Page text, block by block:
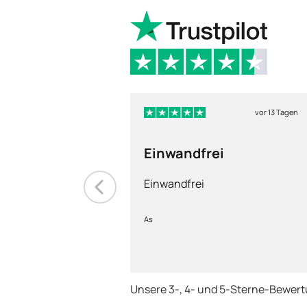
vor 13 Tagen
Einwandfrei
Einwandfrei
As
Unsere 3-, 4- und 5-Sterne-